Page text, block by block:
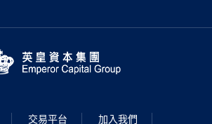
交易平台 加入我們